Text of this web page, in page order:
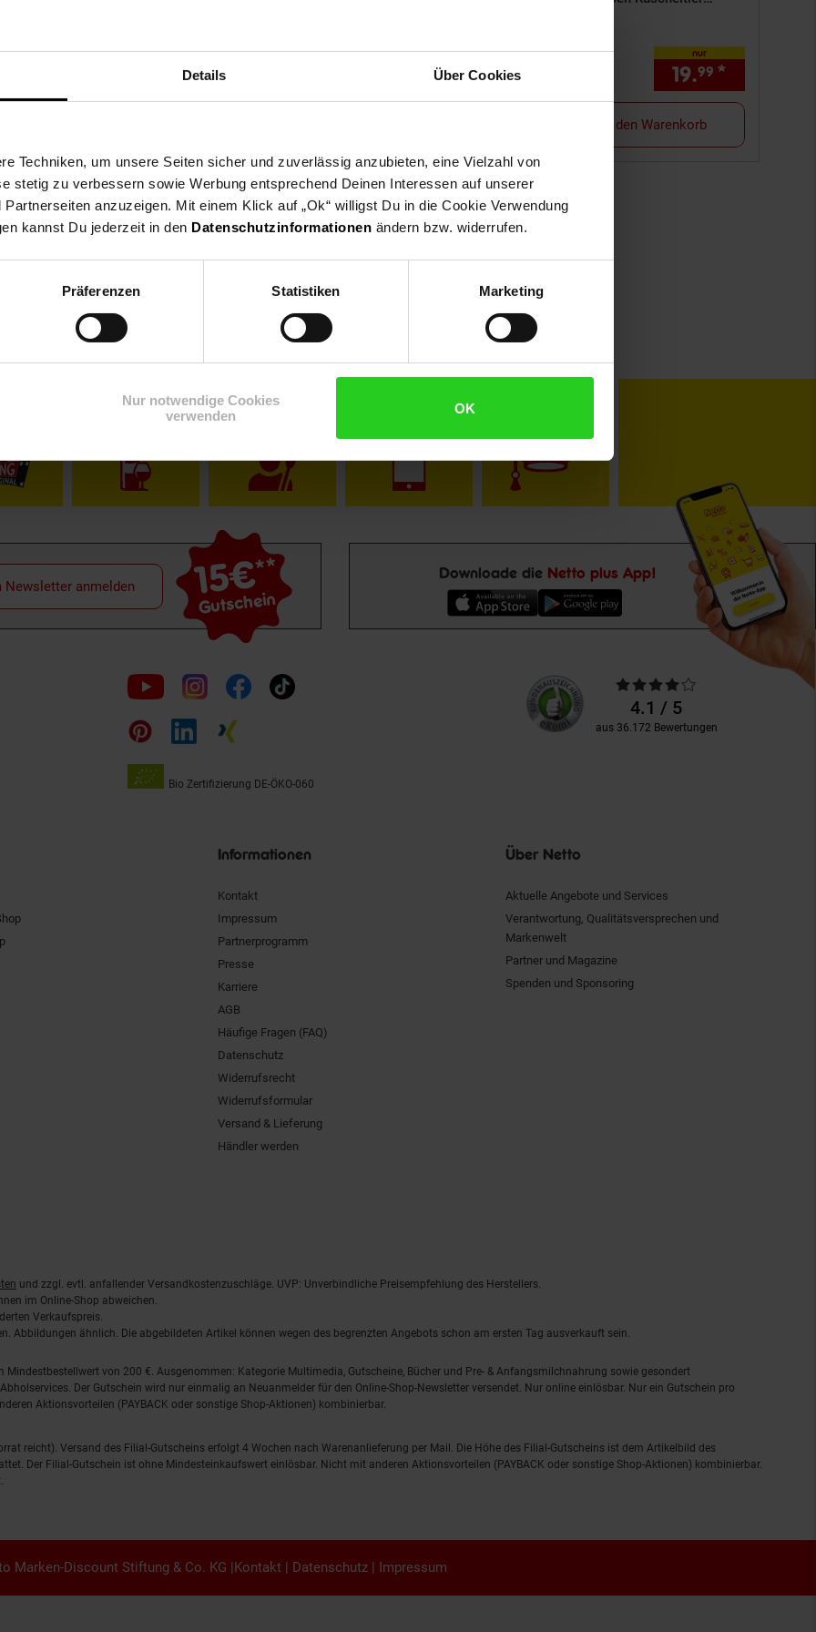
Details Über Cookies
Techniken, um unsere Seiten sicher und zuverlässig anzubieten, eine Vielzahl von
stetig zu verbessern sowie Werbung entsprechend Deinen Interessen auf unserer
anzuzeigen. Mit einem Klick auf „Ok“ willigst Du in die Cookie Verwendung
kannst Du jederzeit in den Datenschutzinformationen ändern bzw. widerrufen.
Präferenzen Statistiken Marketing
Nur notwendige Cookies
verwenden
OK
Details am Seitenende
nur
€ Sternchen Fußnote, Details am Seitenende
nur
11. € Sternchen Fußnote, Details am Seitenende
36. *nur 36, € Sternchen Fußnote,
nur
19.99 *
In den Warenkorb
Weinwelt Rezeptwelt
15€**
Gutschein
Newsletter anmelden
Downloade die Netto plus App!
Folge
uns
auf
Bio Zertifizierung DE-ÖKO-060
Unsere
Kundenbewertungen
Durchschnittliche
Bewertungen4.1 / 5
aus 36.172 Bewertungen
Informationen
Kontakt
Impressum
Partnerprogramm
Presse
Karriere
AGB
Häufige Fragen (FAQ)
Datenschutz
Widerrufsrecht
Widerrufsformular
Versand & Lieferung
Händler werden
Über Netto
Aktuelle Angebote und Services
Verantwortung, Qualitätsversprechen und
Markenwelt
Partner und Magazine
Spenden und Sponsoring
und zzgl. evtl. anfallender Versandkostenzuschläge. UVP: Unverbindliche Preisempfehlung des Herstellers.
im Online-Shop abweichen.
Verkaufspreis.
Abbildungen ähnlich. Die abgebildeten Artikel können wegen des begrenzten Angebots schon am ersten Tag ausverkauft sein.
von 200 €. Ausgenommen: Kategorie Multimedia, Gutscheine, Bücher und Pre- & Anfangsmilchnahrung sowie gesondert
Der Gutschein wird nur einmalig an Neuanmelder für den Online-Shop-Newsletter versendet. Nur online einlösbar. Nur ein Gutschein pro
Aktionsvorteilen (PAYBACK oder sonstige Shop-Aktionen) kombinierbar.
reicht). Versand des Filial-Gutscheins erfolgt 4 Wochen nach Warenanlieferung per Mail. Die Höhe des Filial-Gutscheins ist dem Artikelbild des
Der Filial-Gutschein ist ohne Mindesteinkaufswert einlösbar. Nicht mit anderen Aktionsvorteilen (PAYBACK oder sonstige Shop-Aktionen) kombinierbar.
Marken-Discount Stiftung & Co. KG |Kontakt | Datenschutz| Impressum